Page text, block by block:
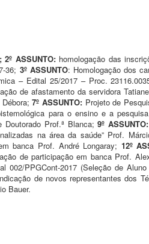
2º ASSUNTO: homologação das
36; 3º ASSUNTO: Homologação dos
– Edital 25/2017 – Proc.
de afastamento da servidora
Débora;7º ASSUNTO: Projeto de
para o ensino e a
Doutorado Prof.ª Blanca;9º ASSUNTO:
na área da saúde” Prof.
banca Prof. André Longaray; 12º
de participação em banca Prof.
002/PPGCont-2017 (Seleção de
de novos representantes dos
Bauer.